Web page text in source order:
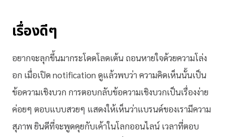
เรื่องดีๆ
อยากจะลุกขึ้นมากระโดดโลดเต้น ถอนหายใจด้วยความโล่ง
อก เมื่อเปิด notification ดูแล้วพบว่า ความคิดเห็นนั้นเป็น
ข้อความเชิงบวก การตอบกลับข้อความเชิงบวกเป็นเรื่องง่าย
ค่อยๆ ตอบแบบสวยๆ แสดงให้เห็นว่าแบรนด์ของเรามีความ
สุภาพ ยินดีที่จะพูดคุยกับเค้าในโลกออนไลน์ เวลาที่ตอบ